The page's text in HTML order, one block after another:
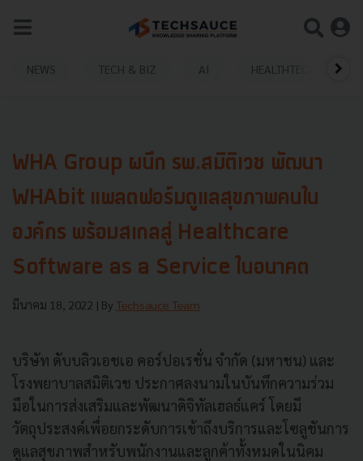
NEWS TECH & BIZ AI HEALTHTECH
WHA Group ผนึก รพ.สมิติเวช พัฒนา
WHAbit แพลตฟอร์มดูแลสุขภาพคนใน
องค์กร พร้อมสเกลสู่ Healthcare
Software as a Service ในอนาคต
มีนาคม 18, 2022 | By Techsauce Team
บริษัท ดับบลิวเอชเอ คอร์ปอเรชั่น จำกัด (มหาชน) และ
โรงพยาบาลสมิติเวช ประกาศลงนามในบันทึกความร่วม
มือในการส่งเสริมและพัฒนาดิจิทัลเฮลธ์แคร์ โดยมี
วัตถุประสงค์เพื่อยกระดับการเข้าถึงบริการและโซลูชันการ
ดูแลสุขภาพสำหรับพนักงานและลูกค้าทั้งหมดในนิคม